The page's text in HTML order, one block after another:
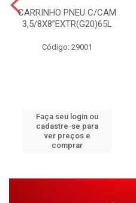
CARRINHO PNEU C/CAM
3,5/8X8”EXTR(G20)65L
Código: 29001
Faça seu login ou
cadastre-se para
ver preços e
comprar